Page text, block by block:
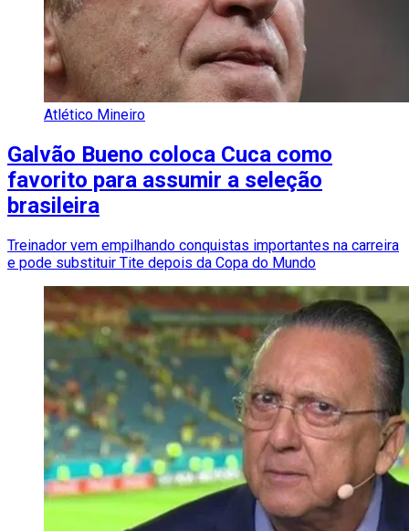
Atlético Mineiro
Galvão Bueno coloca Cuca como
favorito para assumir a seleção
brasileira
Treinador vem empilhando conquistas importantes na carreira
e pode substituir Tite depois da Copa do Mundo